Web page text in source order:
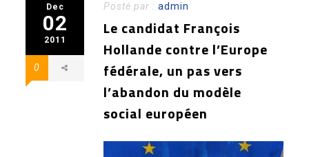
Dec
02
2011
0
Posté par :admin
Le candidat François
Hollande contre l’Europe
fédérale, un pas vers
l’abandon du modèle
social européen